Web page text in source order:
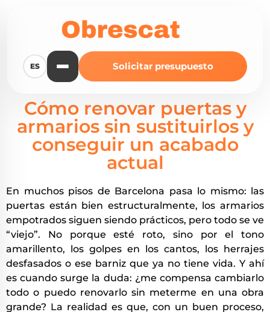
ES Solicitar presupuesto
Cómo renovar puertas y
armarios sin sustituirlos y
conseguir un acabado
actual
En muchos pisos de Barcelona pasa lo mismo: las
puertas están bien estructuralmente, los armarios
empotrados siguen siendo prácticos, pero todo se ve
“viejo”. No porque esté roto, sino por el tono
amarillento, los golpes en los cantos, los herrajes
desfasados o ese barniz que ya no tiene vida. Y ahí
es cuando surge la duda: ¿me compensa cambiarlo
todo o puedo renovarlo sin meterme en una obra
grande? La realidad es que, con un buen proceso,